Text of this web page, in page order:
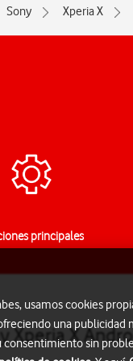
Sony Xperia X
principales
Xperia X
usamos cookies
una publicidad
consentimiento sin